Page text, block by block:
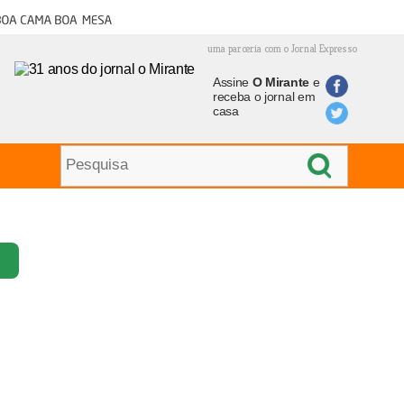
cama boa mesa
uma parceria com o Jornal Expresso
Assine O Mirantee
receba o jornal em
casa